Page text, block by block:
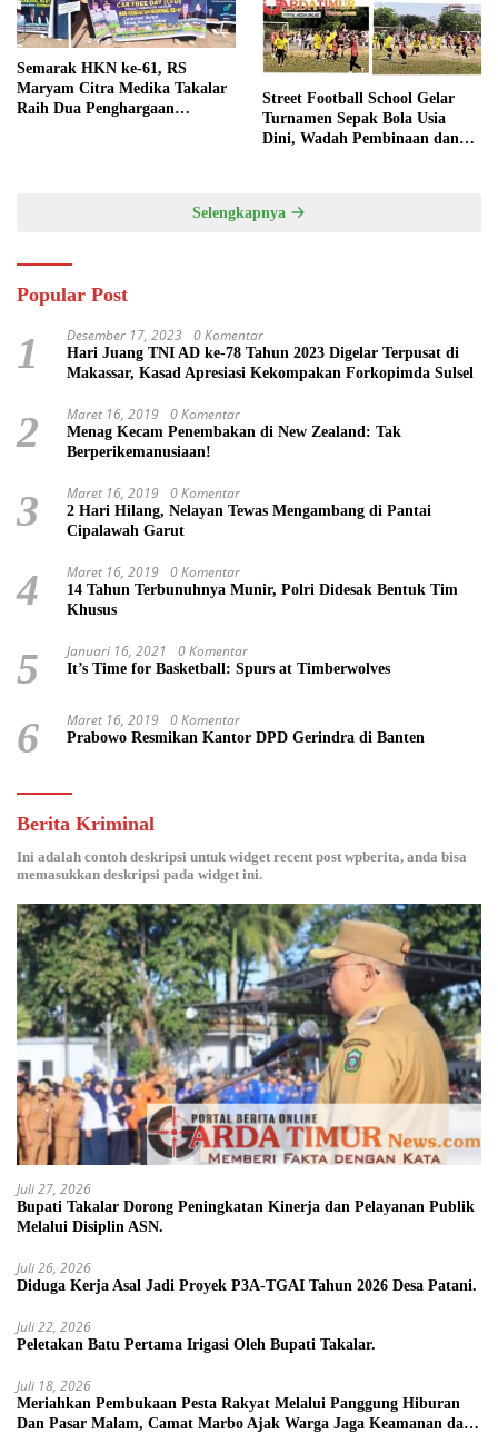
Semarak HKN ke-61, RS
Maryam Citra Medika Takalar
Raih Dua Penghargaan
Street Football School Gelar
Turnamen Sepak Bola Usia
Dini, Wadah Pembinaan dan
Selengkapnya
Popular Post
1 Desember 17, 2023 0 Komentar
Hari Juang TNI AD ke-78 Tahun 2023 Digelar Terpusat di
Makassar, Kasad Apresiasi Kekompakan Forkopimda Sulsel
2 Maret 16, 2019 0 Komentar
Menag Kecam Penembakan di New Zealand: Tak
Berperikemanusiaan!
3 Maret 16, 2019 0 Komentar
2 Hari Hilang, Nelayan Tewas Mengambang di Pantai
Cipalawah Garut
4 Maret 16, 2019 0 Komentar
14 Tahun Terbunuhnya Munir, Polri Didesak Bentuk Tim
Khusus
5 Januari 16, 2021 0 Komentar
It’s Time for Basketball: Spurs at Timberwolves
6 Maret 16, 2019 0 Komentar
Prabowo Resmikan Kantor DPD Gerindra di Banten
Berita Kriminal
Ini adalah contoh deskripsi untuk widget recent post wpberita, anda bisa
memasukkan deskripsi pada widget ini.
Juli 27, 2026
Bupati Takalar Dorong Peningkatan Kinerja dan Pelayanan Publik
Melalui Disiplin ASN.
Juli 26, 2026
Diduga Kerja Asal Jadi Proyek P3A-TGAI Tahun 2026 Desa Patani.
Juli 22, 2026
Peletakan Batu Pertama Irigasi Oleh Bupati Takalar.
Juli 18, 2026
Meriahkan Pembukaan Pesta Rakyat Melalui Panggung Hiburan
Dan Pasar Malam, Camat Marbo Ajak Warga Jaga Keamanan dan